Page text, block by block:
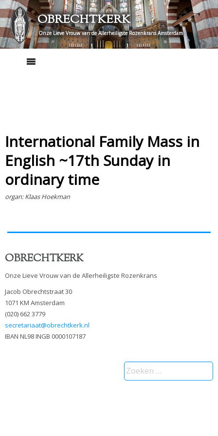
Skip
to
content
OBRECHTKERK
Onze Lieve Vrouw van de Allerheiligste Rozenkrans Amsterdam
International Family Mass in
English ~17th Sunday in
ordinary time
organ: Klaas Hoekman
OBRECHTKERK
Onze Lieve Vrouw van de Allerheiligste Rozenkrans
Jacob Obrechtstraat 30
1071 KM Amsterdam
(020) 662 3779
secretariaat@obrechtkerk.nl
IBAN NL98 INGB 0000107187
Zoeken
naar: